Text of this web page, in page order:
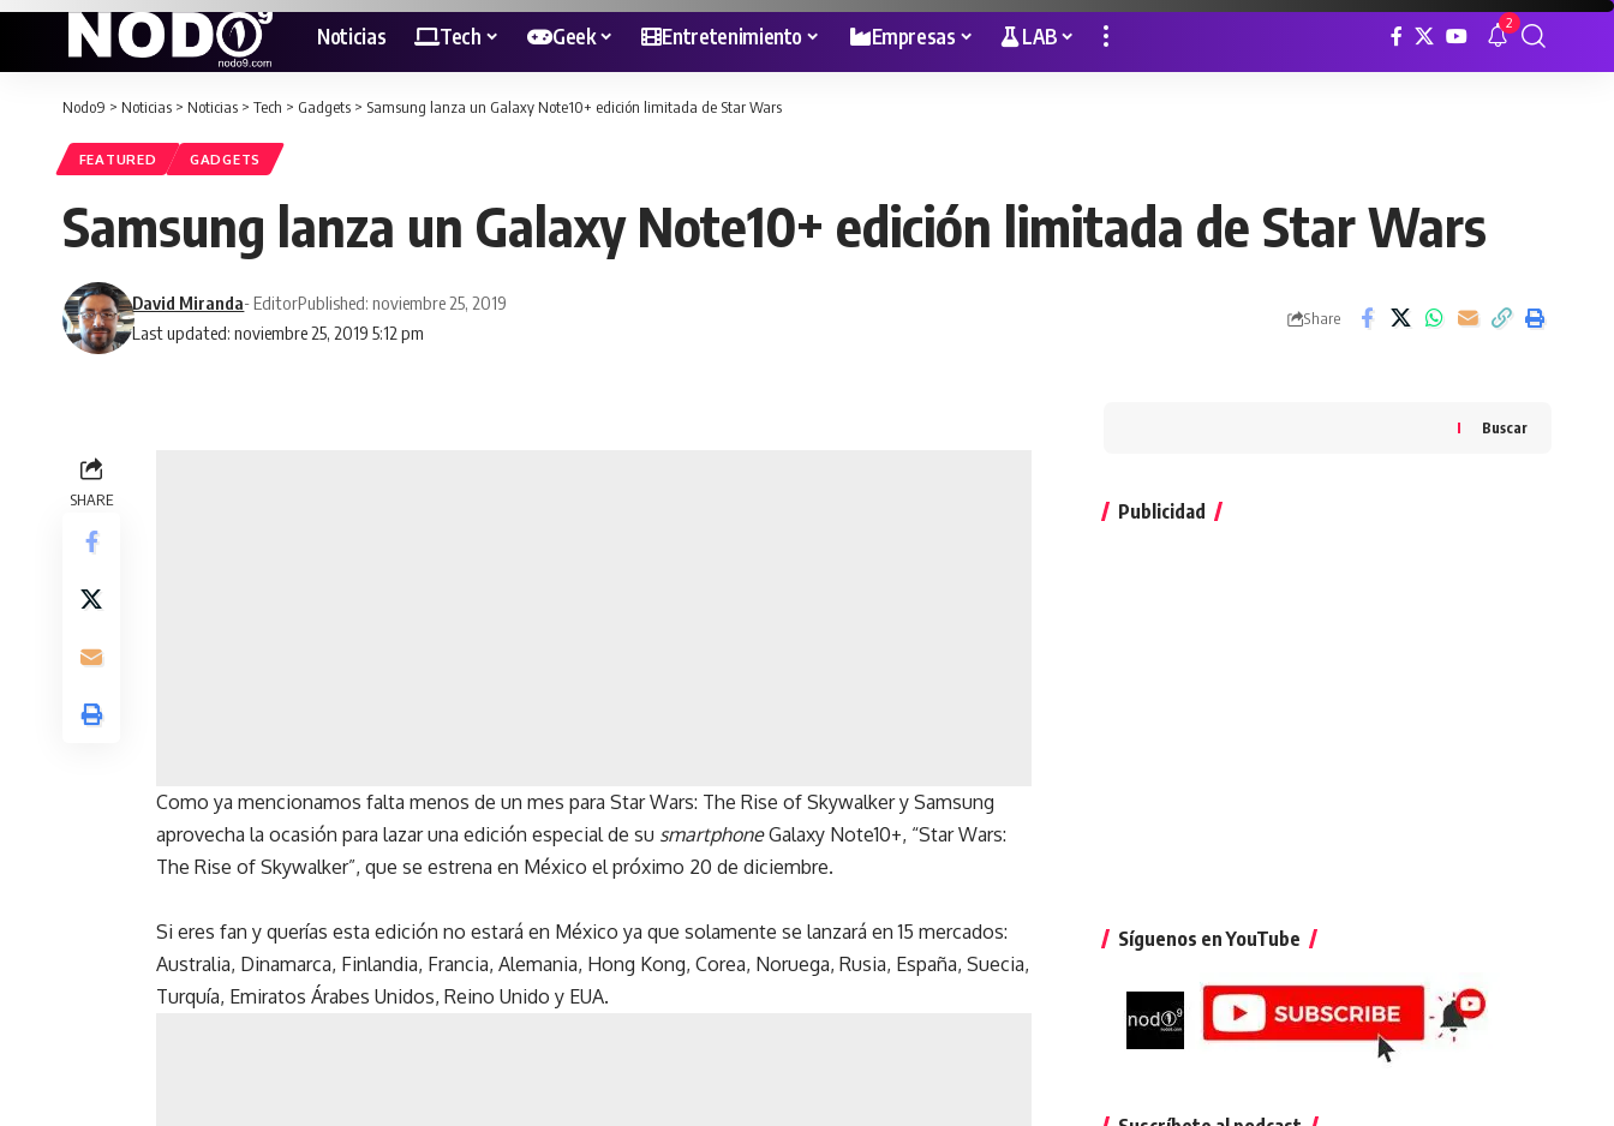
Noticias Tech Geek Entretenimiento Empresas LAB 2
Nodo9 > Noticias > Noticias > Tech > Gadgets > Samsung lanza un Galaxy Note10+ edición limitada de Star Wars
FEATURED GADGETS
Samsung lanza un Galaxy Note10+ edición limitada de Star Wars
Last updated: noviembre 25, 2019 5:12 pm
David Miranda- EditorPublished: noviembre 25, 2019
Share
SHARE
Como ya mencionamos falta menos de un mes para Star Wars: The Rise of Skywalkery Samsung
aprovecha la ocasión para lazar una edición especial de su smartphoneGalaxy Note10+, “Star Wars:
The Rise of Skywalker”, que se estrena en México el próximo 20 de diciembre.
Si eres fan y querías esta edición no estará en México ya que solamente se lanzará en 15 mercados:
Australia, Dinamarca, Finlandia, Francia, Alemania, Hong Kong, Corea, Noruega, Rusia, España, Suecia,
Turquía, Emiratos Árabes Unidos, Reino Unido y EUA.
Buscar
Publicidad
Síguenos en YouTube